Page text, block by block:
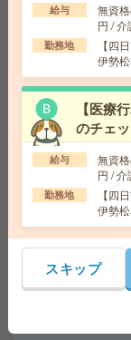
給 与 時給1340円
交通費 全額支給
勤務地 井田川駅車
地内に3ヶ所あり））
【四日市新正エ
給 与 時給1450円
全額支給
勤務地
日市駅：徒歩13分（
時給1500円＊
クメイン！事務
給与
無資
円 /
円 /
円
勤務地
【四
伊勢
多数！
【医療
のチェ
給与
無資
円 /
円 /
円
勤務地
【四
伊勢
多数！
スキップ